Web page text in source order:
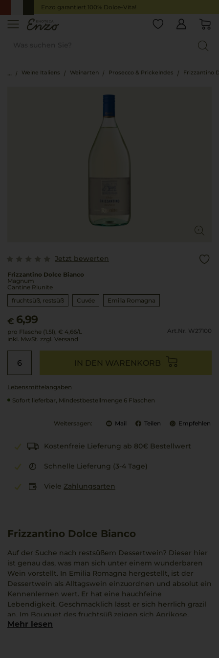
Enzo garantiert 100% Dolce-Vita!
Weine Italiens Weinarten Prosecco & Prickelndes Frizzantino
Jetzt bewerten
Frizzantino Dolce Bianco
Magnum
Cantine Riunite
fruchtsüß, restsüß
Cuvée Emilia Romagna
€ 6,99
pro Flasche (1.5l), € 4,66/L
inkl. MwSt. zzgl. Versand
Art.Nr. W27100
IN DEN WARENKORB
Lebensmittel­angaben
Sofort lieferbar, Mindestbestellmenge 6 Flaschen
Weitersagen: Mail Teilen Empfehlen
Kostenfreie Lieferung ab 80€ Bestellwert
Schnelle Lieferung (3-4 Tage)
Viele Zahlungsarten
Frizzantino Dolce Bianco
Auf der Suche nach restsüßem Dessertwein? Dieser hier
ist genau das, was man sich unter einem wunderbaren
Wein vorstellt. In Emilia Romagna hergestellt, ist der
Dessertwein als Alltagswein einzuordnen und absolut ein
Kennenlernen wert. Er hat eine hauchfeine
Lebendigkeit. Geschmacklich lässt er sich herrlich grazil
an. Im Bouquet des fruchtsüß zeigen sich Aprikose,
Quitte und grüner Apfel. Darüber hinaus lassen sich
Mehr lesen